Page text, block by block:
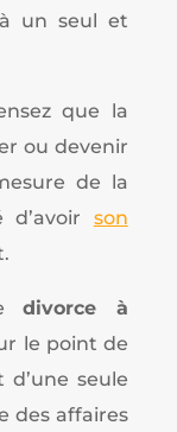
un seul et
que la
ou devenir
de la
d’avoir son
divorce à
le point de
d’une seule
des affaires